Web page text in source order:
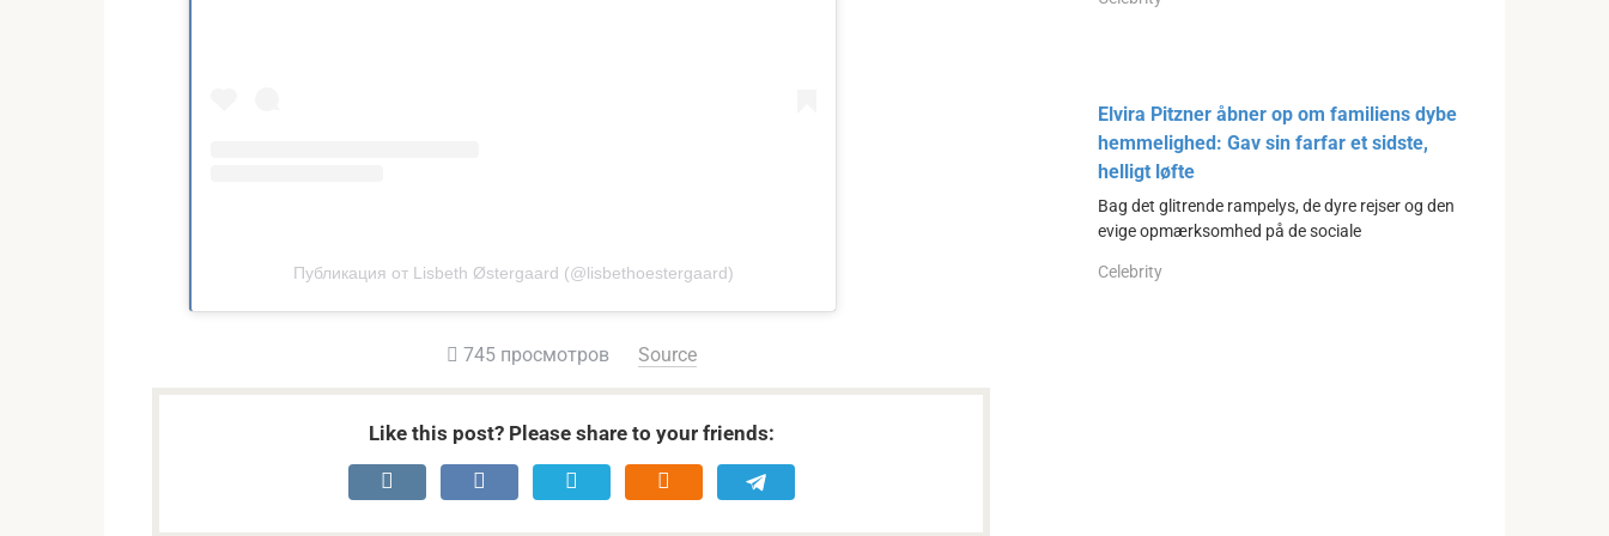
Публикация от Lisbeth Østergaard (@lisbethoestergaard)
745 просмотров Source
Like this post? Please share to your friends:
Elvira Pitzner åbner op om familiens dybe
hemmelighed: Gav sin farfar et sidste,
helligt løfte
Bag det glitrende rampelys, de dyre rejser og den
evige opmærksomhed på de sociale
Celebrity